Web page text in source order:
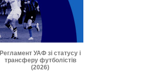
Регламент УАФ зі статусу і
трансферу футболістів
(2026)